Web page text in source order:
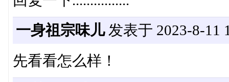
一身祖宗味儿发表于 2023-8-11
先看看怎么样！